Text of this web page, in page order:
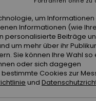
um Informationen
Informationen (wie Ihre
personalisierte Beiträge
um mehr über ihr
Sie können Ihre Wahl so
oder sich dagegen
Cookies zur
und